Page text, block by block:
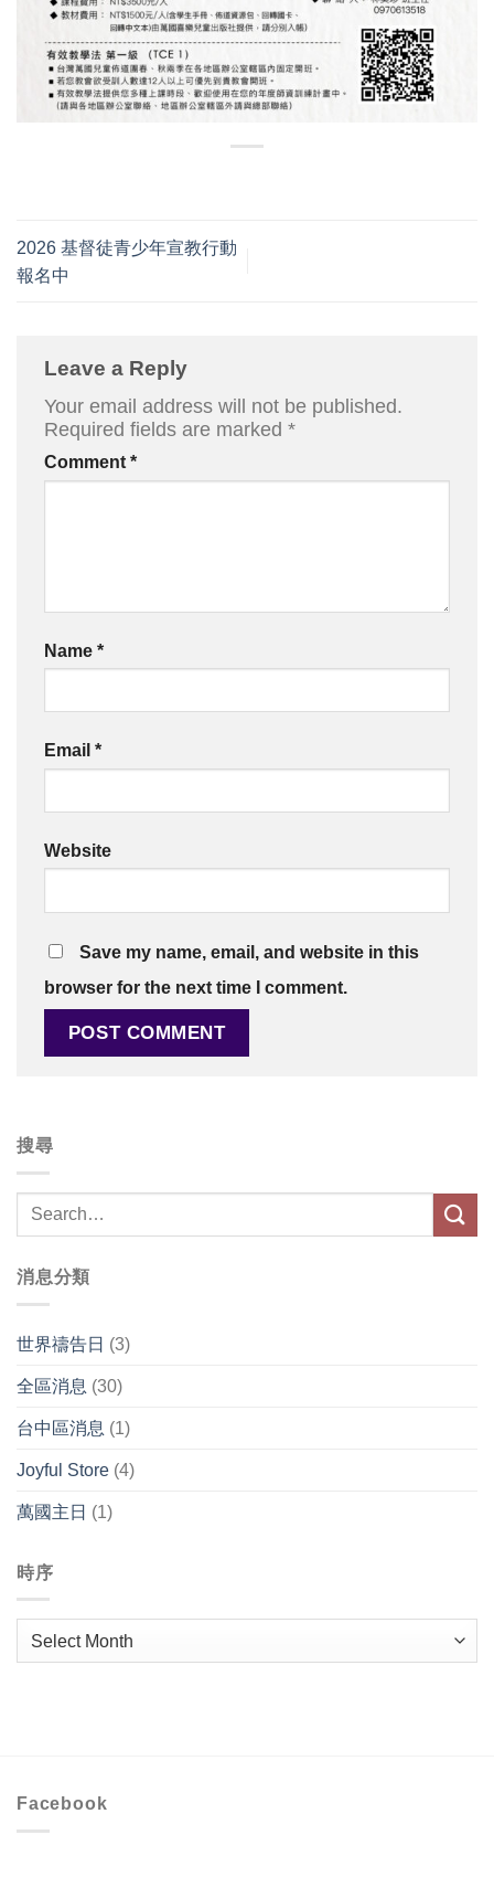
搜尋
消息分類
世界禱告日 (3)
全區消息 (30)
台中區消息 (1)
Joyful Store (4)
萬國主日 (1)
時序
2026 基督徒青少年宣教行動
報名中
Leave a Reply
Your email address will not be published.
Required fields are marked *
Comment *
Name *
Email *
Website
Save my name, email, and website in this
browser for the next time I comment.
Facebook